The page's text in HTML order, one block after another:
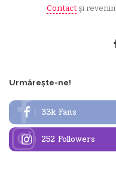
Contactși
Urmărește-ne!
33k Fans
252 Followers